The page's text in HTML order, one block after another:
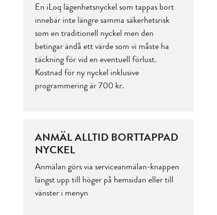
En iLoq lägenhetsnyckel som tappas bort
innebär inte längre samma säkerhetsrisk
som en traditionell nyckel men den
betingar ändå ett värde som vi måste ha
täckning för vid en eventuell förlust.
Kostnad för ny nyckel inklusive
programmering är 700 kr.
ANMÄL ALLTID BORTTAPPAD
NYCKEL
Anmälan görs via serviceanmälan-knappen
längst upp till höger på hemsidan eller till
vänster i menyn